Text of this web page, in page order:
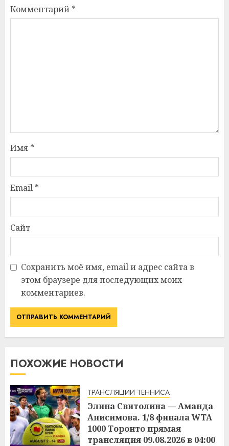
Комментарий *
Имя *
Email *
Сайт
Сохранить моё имя, email и адрес сайта в
этом браузере для последующих моих
комментариев.
ПОХОЖИЕ НОВОСТИ
ТРАНСЛЯЦИИ ТЕННИСА
Элина Свитолина — Аманда
Анисимова. 1/8 финала WTA
1000 Торонто прямая
трансляция 09.08.2026 в 04:00